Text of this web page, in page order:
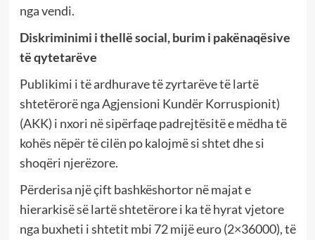
nga vendi.
Diskriminimi i thellë social, burim i pakënaqësive
të qytetarëve
Publikimi i të ardhurave të zyrtarëve të lartë
shtetërorë nga Agjensioni Kundër Korruspionit)
(AKK) i nxori në sipërfaqe padrejtësitë e mëdha të
kohës nëpër të cilën po kalojmë si shtet dhe si
shoqëri njerëzore.
Përderisa një çift bashkëshortor në majat e
hierarkisë së lartë shtetërore i ka të hyrat vjetore
nga buxheti i shtetit mbi 72 mijë euro (2×36000), të